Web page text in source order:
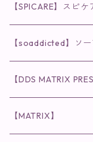
◉AQUA VENUS
クレンジング・洗顔
化粧水
◉VI PLANTE
リキッド
ディフェンサー
◉ナチュリスティー
クレンジング
◉インナーケア
【SPICARE】スピケ
◉V3シリーズ
ファンデーション・ベ
クレンジング・洗顔
◉V3 VSPIC C Line
クレンジング・洗顔
◉スピケアシリーズ
【soaddicted】ソ
ラッシュアディクト
まつ毛用美容液
リップアディクト
【DDS MATRIX
スキンケアシリーズ
【MATRIX】